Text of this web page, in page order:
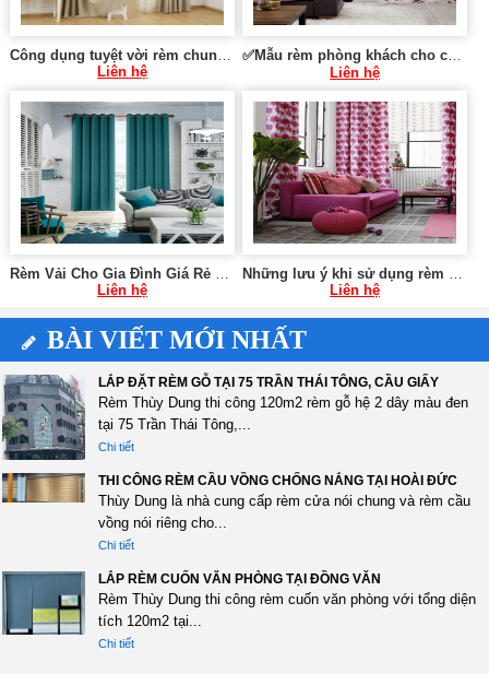
Công dụng tuyệt vời rèm chung cư mang lại tại Hà Nội 0975 765 295 SK086
Liên hệ
✅Mẫu rèm phòng khách cho chung cư tại Hà Nội 0975 765 295 SK589
Liên hệ
Liên hệ
Liên hệ
BÀI VIẾT MỚI NHẤT
LẮP ĐẶT RÈM GỖ TẠI 75 TRẦN THÁI TÔNG, CẦU GIẤY
Rèm Thùy Dung thi công 120m2 rèm gỗ hệ 2 dây màu đen
tại 75 Trần Thái Tông,...
Chi tiết
THI CÔNG RÈM CẦU VỒNG CHỐNG NẮNG TẠI HOÀI ĐỨC
Thùy Dung là nhà cung cấp rèm cửa nói chung và rèm cầu
vồng nói riêng cho...
Chi tiết
LẮP RÈM CUỐN VĂN PHÒNG TẠI ĐỒNG VĂN
Rèm Thùy Dung thi công rèm cuốn văn phòng với tổng diện
tích 120m2 tại...
Chi tiết